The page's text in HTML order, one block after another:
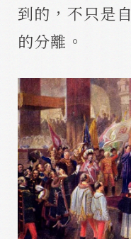
到的，不只是
的分離。